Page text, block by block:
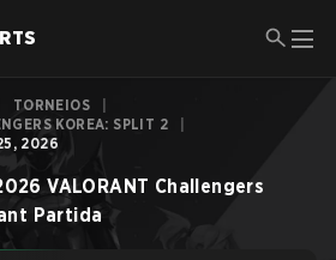
TORNEIOS
KOREA: SPLIT 2
2026
VALORANT Challengers
Partida